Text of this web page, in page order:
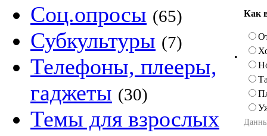
Соц.опросы (65)
Субкультуры (7)
Телефоны, плееры,
гаджеты (30)
Темы для взрослых
•
Как